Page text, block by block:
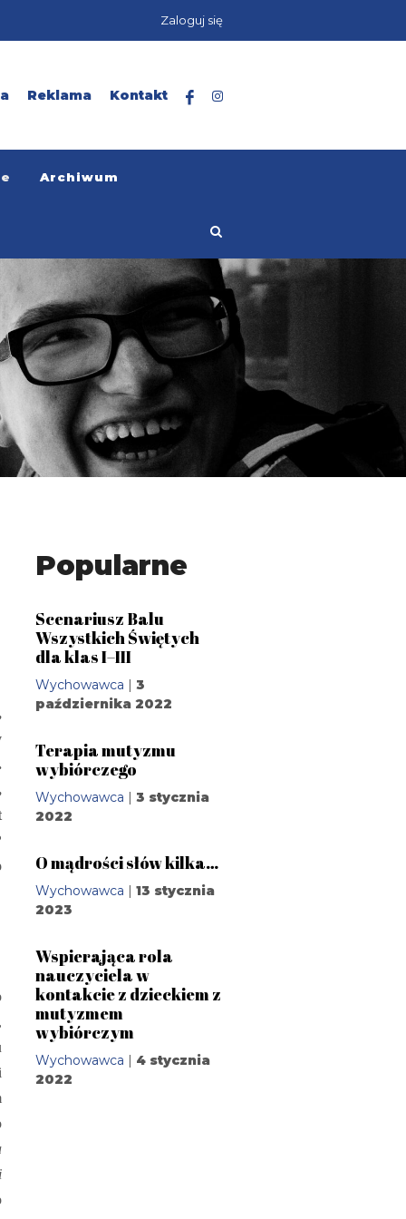
Zaloguj się
Reklama Kontakt
Archiwum
Popularne
Scenariusz Balu
Wszystkich Świętych
dla klas I–III
Wychowawca |3
października 2022
Terapia mutyzmu
wybiórczego
Wychowawca |3 stycznia
2022
O mądrości słów kilka…
Wychowawca |13 stycznia
2023
Wspierająca rola
nauczyciela w
kontakcie z dzieckiem z
mutyzmem
wybiórczym
Wychowawca | 4 stycznia
2022